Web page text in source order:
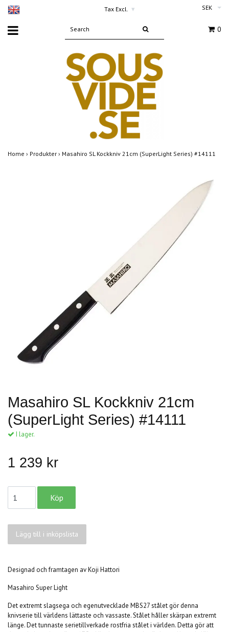
Tax Excl. ▾ SEK
0
Home › Produkter › Masahiro SL Kockkniv 21cm (SuperLight Series) #14111
Masahiro SL Kockkniv 21cm
(SuperLight Series) #14111
I lager.
1 239 kr
Lägg till i inköpslista
Designad och framtagen av Koji Hattori
Masahiro Super Light
Det extremt slagsega och egenutvecklade MBS27 stålet gör denna
knivserie till världens lättaste och vassaste. Stålet håller skärpan extremt
länge. Det tunnaste serietillverkade rostfria stålet i världen. Detta gör att